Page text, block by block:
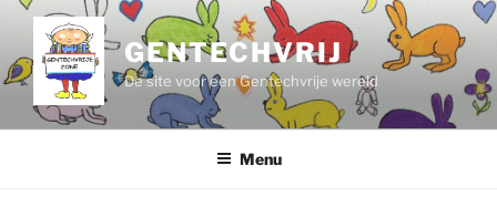
de
inhoud
GENTECHVRIJ
De site voor een Gentechvrije wereld
Menu